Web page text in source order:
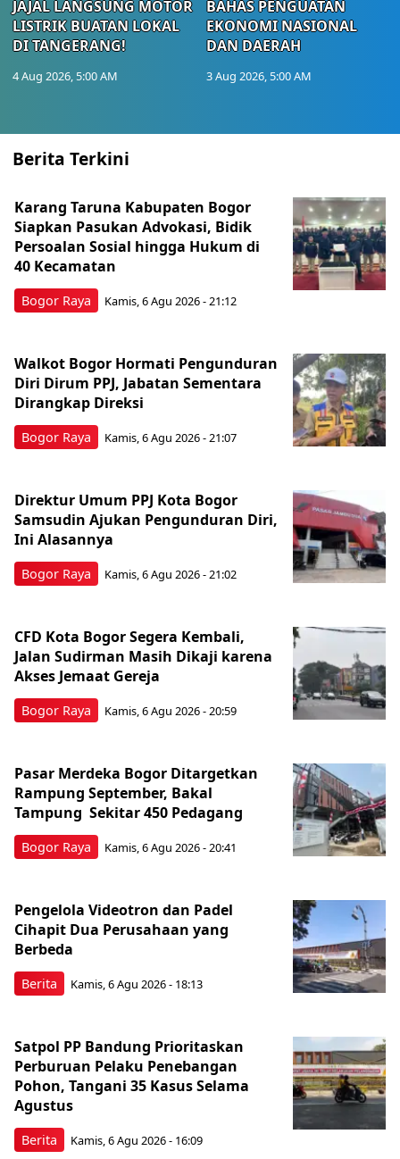
JAJAL LANGSUNG MOTOR
LISTRIK BUATAN LOKAL
DI TANGERANG!
4 Aug 2026, 5:00 AM
BAHAS PENGUATAN
EKONOMI NASIONAL
DAN DAERAH
3 Aug 2026, 5:00 AM
Berita Terkini
Bogor Raya
Karang Taruna Kabupaten Bogor
Siapkan Pasukan Advokasi, Bidik
Persoalan Sosial hingga Hukum di
40 Kecamatan
Kamis, 6 Agu 2026 - 21:12
Bogor Raya
Walkot Bogor Hormati Pengunduran
Diri Dirum PPJ, Jabatan Sementara
Dirangkap Direksi
Kamis, 6 Agu 2026 - 21:07
Bogor Raya
Direktur Umum PPJ Kota Bogor
Samsudin Ajukan Pengunduran Diri,
Ini Alasannya
Kamis, 6 Agu 2026 - 21:02
Bogor Raya
CFD Kota Bogor Segera Kembali,
Jalan Sudirman Masih Dikaji karena
Akses Jemaat Gereja
Kamis, 6 Agu 2026 - 20:59
Bogor Raya
Pasar Merdeka Bogor Ditargetkan
Rampung September, Bakal
Tampung Sekitar 450 Pedagang
Kamis, 6 Agu 2026 - 20:41
Berita
Pengelola Videotron dan Padel
Cihapit Dua Perusahaan yang
Berbeda
Kamis, 6 Agu 2026 - 18:13
Berita
Satpol PP Bandung Prioritaskan
Perburuan Pelaku Penebangan
Pohon, Tangani 35 Kasus Selama
Agustus
Kamis, 6 Agu 2026 - 16:09